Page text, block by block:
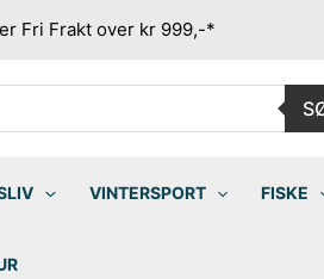
Fri Frakt over kr 999,-*
VINTERSPORT FISKE